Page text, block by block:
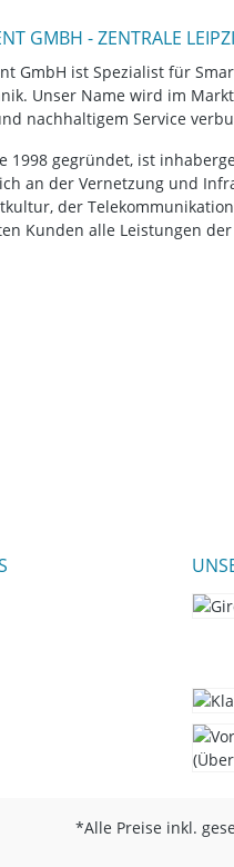
GMBH - ZENTRALE
GmbH ist Spezialist für
Unser Name wird im
nachhaltigem Service
1998 gegründet, ist
an der Vernetzung und
der
Kunden alle Leistungen
*Alle Preise inkl.